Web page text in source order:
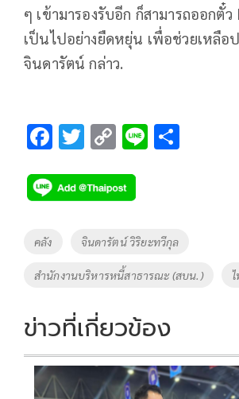
ๆ เข้ามารองรับอีก ก็สามารถออกตั๋
เป็นไปอย่างยืดหยุ่น เพื่อช่วยเหลือ
จินดารัตน์ กล่าว.
F
e
b
o
k
T
tt
er
C
p
y
Li
n
k
Li
Tags
คลัง จินดารัตน์ วิริยะทวีกุล
สำนักงานบริหารหนี้สาธารณะ (สบน.)
ข่าวที่เกี่ยวข้อง